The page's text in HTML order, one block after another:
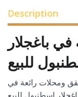
Description
باغجلار
للبيع
ومحلات رائعة في